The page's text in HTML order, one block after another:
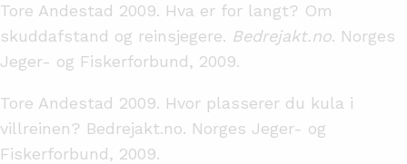
Tore Andestad 2009. Hva er for langt? Om
skuddafstand og reinsjegere. Bedrejakt.no. Norges
Jeger- og Fiskerforbund, 2009.
Tore Andestad 2009. Hvor plasserer du kula i
villreinen? Bedrejakt.no. Norges Jeger- og
Fiskerforbund, 2009.